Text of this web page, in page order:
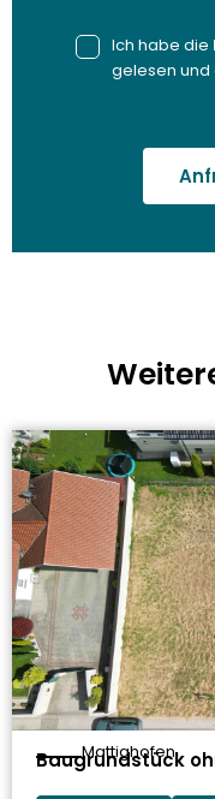
Ich habe die
gelesen und
Mattighofen
Baugrundstück